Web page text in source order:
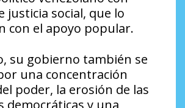
justicia social, que lo
con el apoyo popular.
su gobierno también se
una concentración
poder, la erosión de las